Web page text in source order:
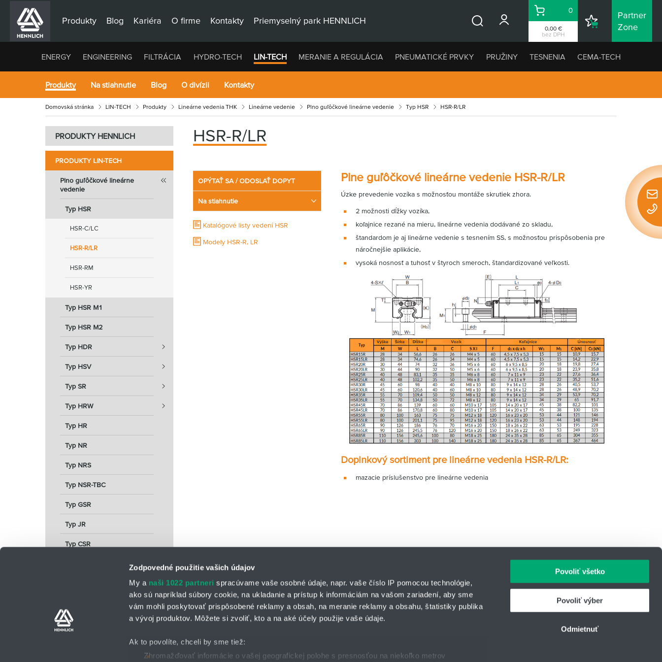
Zodpovedné použitie vašich údajov
My a naši 1022 partneri spracúvame vaše osobné údaje, napr. vaše číslo IP pomocou technológie,
ako sú napríklad súbory cookie, na ukladanie a prístup k informáciám na vašom zariadení, aby sme
vám mohli poskytovať prispôsobené reklamy a obsah, na meranie reklamy a obsahu, štatistiky publika
a vývoj produktov. Môžete si zvoliť, kto a na aké účely použije vaše údaje.
Ak to povolíte, chceli by sme tiež:
Zhromažďovať informácie o vašej geografickej polohe s presnosťou na niekoľko metrov
Povoliť všetko
Povoliť výber
Odmietnuť
Produkty Blog Kariéra O firme Kontakty Priemyselný park HENNLICH
0,00 €
bez DPH
Košík
0
Nákupný
Partner
Zone
ENERGY ENGINEERING FILTRÁCIA HYDRO-TECH LIN-TECH MERANIE A REGULÁCIA PNEUMATICKÉ PRVKY PRUŽINY TESNENIA CEMA-TECH
Produkty Na stiahnutie Blog O divízii Kontakty
Domovská stránka LIN-TECH Produkty Lineárne vedenia THK Lineárne vedenie Plno guľôčkové lineárne vedenie Typ HSR HSR-R/LR
PRODUKTY HENNLICH
PRODUKTY LIN-TECH
Plno guľôčkové lineárne
vedenie
Typ HSR
HSR-C/LC
HSR-R/LR
HSR-RM
HSR-YR
Typ HSR M1
Typ HSR M2
Typ HDR
Typ HSV
Typ SR
Typ HRW
Typ HR
Typ NR
Typ NRS
Typ NSR-TBC
Typ GSR
Typ JR
Typ CSR
HSR-R/LR
OPÝTAŤ SA / ODOSLAŤ DOPYT
Na stiahnutie
Katalógové listy vedení HSR
Modely HSR-R, LR
Plne guľôčkové lineárne vedenie HSR-R/LR
Úzke prevedenie vozíka s možnosťou montáže skrutiek zhora.
2 možnosti dĺžky vozíka,
koľajnice rezané na mieru, lineárne vedenia dodávané zo skladu,
štandardom je aj lineárne vedenie s tesnením SS, s možnosťou prispôsobenia pre
náročnejšie aplikácie,
vysoká nosnosť a tuhosť v štyroch smeroch, štandardizované veľkosti.
Doplnkový sortiment pre lineárne vedenia HSR-R/LR:
mazacie príslušenstvo pre lineárne vedenia
HENNLICH s.r.o.
Košťany nad Turcom 543
IČO: 31344500
Telefón: +421 903 414 643